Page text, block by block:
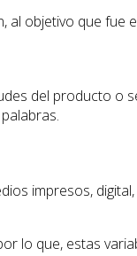
al objetivo que
del producto o
impresos,
lo que, estas